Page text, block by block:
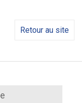
Retour au site